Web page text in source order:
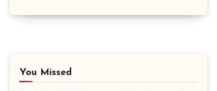
You Missed